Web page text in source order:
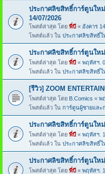
ประกาศลิขสิทธิ์การ์ตูนให
14/07/2026
โพสต์ล่าสุด โดย พี่บี « อังคาร
โพสต์แล้ว ใน ประกาศลิขสิทธิ์ใ
ประกาศลิขสิทธิ์การ์ตูนใหม่
โพสต์ล่าสุด โดย พี่บี « พฤหัสฯ.
โพสต์แล้ว ใน ประกาศลิขสิทธิ์ใ
[รีวิว] ZOOM
โพสต์ล่าสุด โดย B.Comics « พ
โพสต์แล้ว ใน การ์ตูนผู้ชายและ
ประกาศลิขสิทธิ์การ์ตูนใหม่
โพสต์ล่าสุด โดย พี่บี « พฤหัสฯ.
โพสต์แล้ว ใน ประกาศลิขสิทธิ์ใ
ประกาศลิขสิทธิ์การ์ตูนใหม่
โพสต์ล่าสุด โดย พี่บี « พฤหัสฯ.